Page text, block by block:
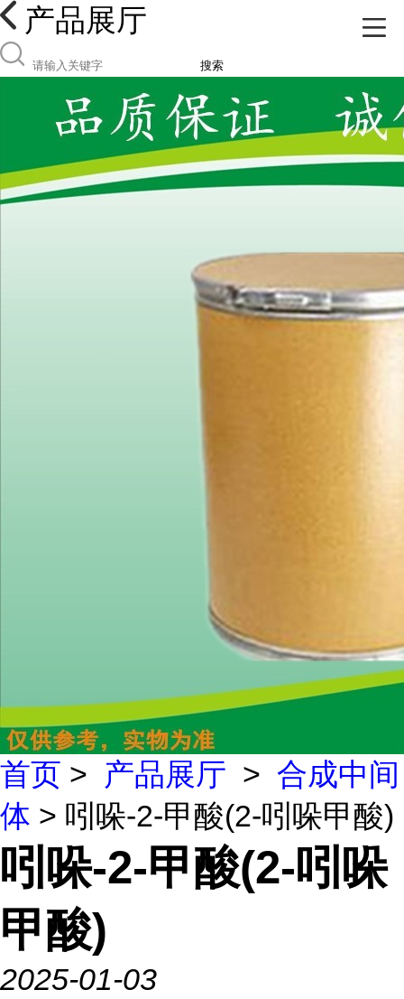
产品展厅
搜索
首页 > 产品展厅 > 合成中间
体 > 吲哚-2-甲酸(2-吲哚甲酸)
吲哚-2-甲酸(2-吲哚
甲酸)
2025-01-03